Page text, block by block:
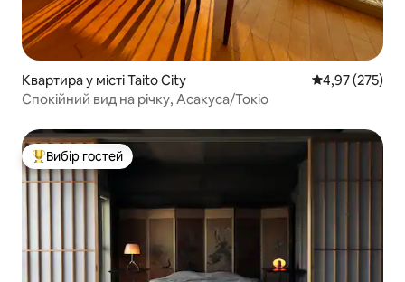
Квартира у місті Taito City Середня
4,97 (275)
Спокійний вид на річку, Асакуса/Токіо
Топ вибір гостей
Вибір гостей